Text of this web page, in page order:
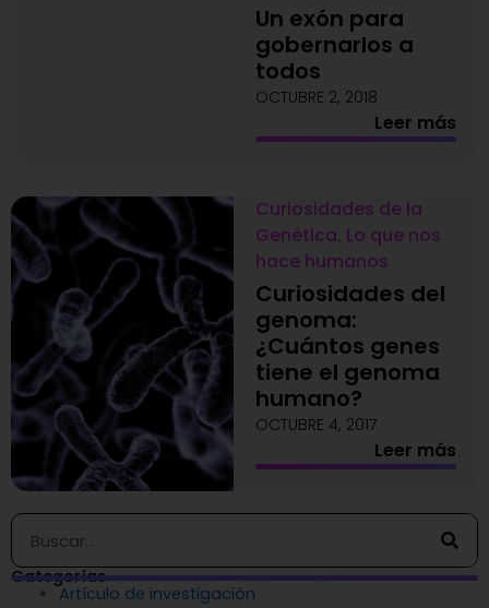
Un exón para
gobernarlos a
todos
OCTUBRE 2, 2018
Leer más
Curiosidades de la
Genética, Lo que nos
hace humanos
Curiosidades del
genoma:
¿Cuántos genes
tiene el genoma
humano?
OCTUBRE 4, 2017
Leer más
Buscar
Categorías
Artículo de investigación